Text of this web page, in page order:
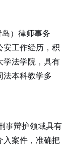
）律师事务
安工作经历，积
学法学院，具有
法本科教学多
事辩护领域具有
入案件，准确把